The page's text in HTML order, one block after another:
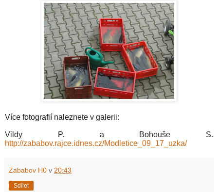
Více fotografií naleznete v galerii:
Vildy P. a Bohouše S.
http://zababov.rajce.idnes.cz/Modletice_09_17_uzka/
Zababov H0 v 20:43
Sdílet